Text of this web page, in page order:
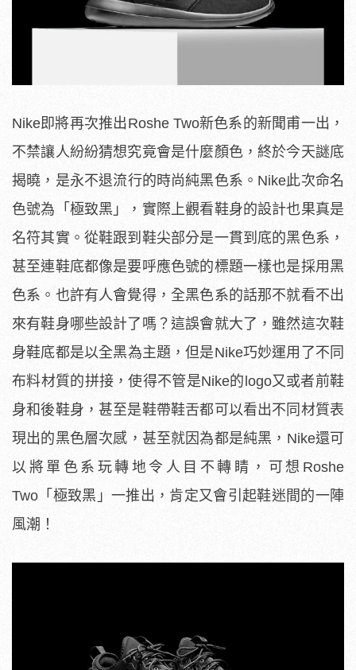
Nike即將再次推出Roshe Two新色系的新聞甫一出，
不禁讓人紛紛猜想究竟會是什麼顏色，終於今天謎底
揭曉，是永不退流行的時尚純黑色系。Nike此次命名
色號為「極致黑」，實際上觀看鞋身的設計也果真是
名符其實。從鞋跟到鞋尖部分是一貫到底的黑色系，
甚至連鞋底都像是要呼應色號的標題一樣也是採用黑
色系。也許有人會覺得，全黑色系的話那不就看不出
來有鞋身哪些設計了嗎？這誤會就大了，雖然這次鞋
身鞋底都是以全黑為主題，但是Nike巧妙運用了不同
布料材質的拼接，使得不管是Nike的logo又或者前鞋
身和後鞋身，甚至是鞋帶鞋舌都可以看出不同材質表
現出的黑色層次感，甚至就因為都是純黑，Nike還可
以將單色系玩轉地令人目不轉睛，可想Roshe
Two「極致黑」一推出，肯定又會引起鞋迷間的一陣
風潮！